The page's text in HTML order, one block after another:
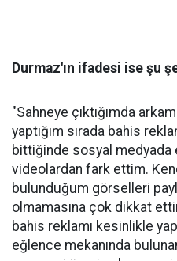
Durmaz'ın ifadesi ise şu
"Sahneye çıktığımda
yaptığım sırada bahis
bittiğinde sosyal
videolardan fark ettim.
bulunduğum görselleri
olmamasına çok dikkat
bahis reklamı kesinlikle
eğlence mekanında